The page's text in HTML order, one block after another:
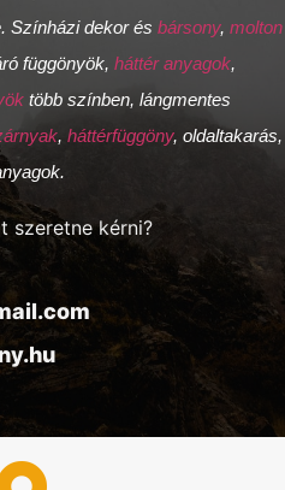
Színházi dekor és bársony, molton
függönyök, háttér anyagok,
több színben, lángmentes
, háttérfüggöny, oldaltakarás,
szeretne kérni?